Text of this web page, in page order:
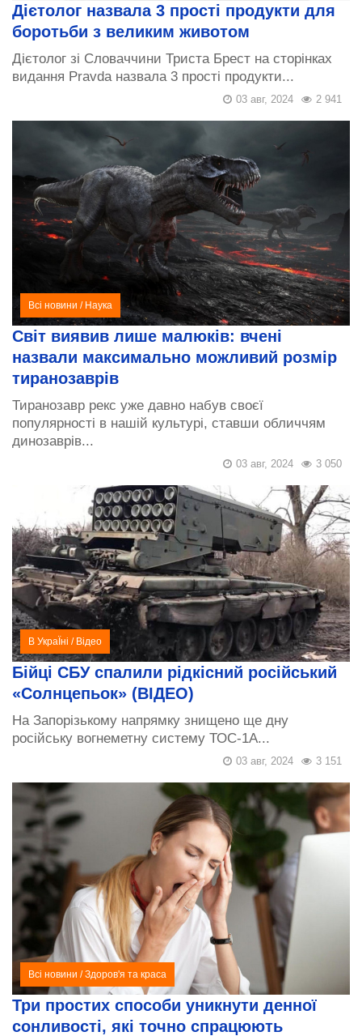
Дієтолог назвала 3 прості продукти для
боротьби з великим животом
Дієтолог зі Словаччини Триста Брест на сторінках
видання Pravda назвала 3 прості продукти...
2 941
03 авг, 2024
Всі новини / Наука
Світ виявив лише малюків: вчені
назвали максимально можливий розмір
тиранозаврів
Тиранозавр рекс уже давно набув своєї
популярності в нашій культурі, ставши обличчям
динозаврів...
3 050
03 авг, 2024
В УкраЇні / Відео
Бійці СБУ спалили рідкісний російський
«Солнцепьок» (ВІДЕО)
На Запорізькому напрямку знищено ще дну
російську вогнеметну систему ТОС-1А...
3 151
03 авг, 2024
Всі новини /Здоров'я та краса
Три простих способи уникнути денної
сонливості, які точно спрацюють